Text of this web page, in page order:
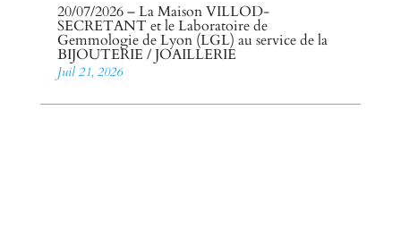
20/07/2026 – La Maison VILLOD-
SECRETANT et le Laboratoire de
Gemmologie de Lyon (LGL) au service de la
BIJOUTERIE / JOAILLERIE
Juil 21, 2026